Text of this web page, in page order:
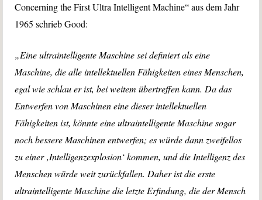
Concerning the First Ultra Intelligent Machine“ aus dem Jahr
1965 schrieb Good:
„Eine ultraintelligente Maschine sei definiert als eine
Maschine, die alle intellektuellen Fähigkeiten eines Menschen,
egal wie schlau er ist, bei weitem übertreffen kann. Da das
Entwerfen von Maschinen eine dieser intellektuellen
Fähigkeiten ist, könnte eine ultraintelligente Maschine sogar
noch bessere Maschinen entwerfen; es würde dann zweifellos
zu einer ‚Intelligenzexplosion‘ kommen, und die Intelligenz des
Menschen würde weit zurückfallen. Daher ist die erste
ultraintelligente Maschine die letzte Erfindung, die der Mensch